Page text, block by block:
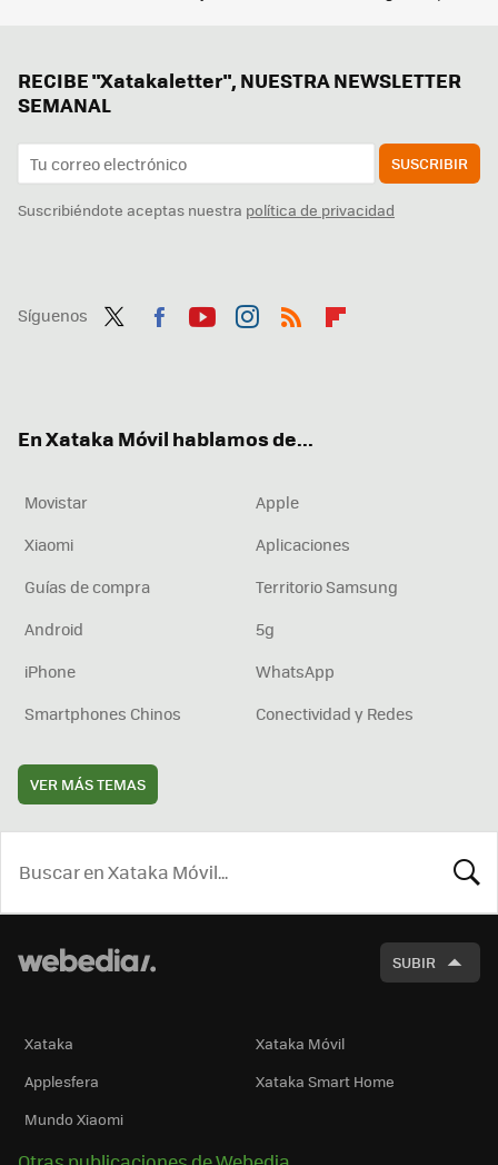
RECIBE "Xatakaletter", NUESTRA NEWSLETTER
SEMANAL
SUSCRIBIR
Suscribiéndote aceptas nuestra política de privacidad
Síguenos
En Xataka Móvil hablamos de...
Movistar
Apple
Xiaomi
Aplicaciones
Guías de compra
Territorio Samsung
Android
5g
iPhone
WhatsApp
Smartphones Chinos
Conectividad y Redes
VER MÁS TEMAS
SUBIR
Xataka
Xataka Móvil
Applesfera
Xataka Smart Home
Mundo Xiaomi